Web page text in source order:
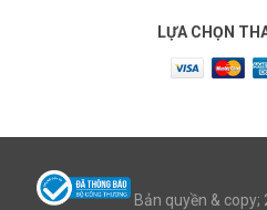
LỰA CHỌN
Bản quyền &